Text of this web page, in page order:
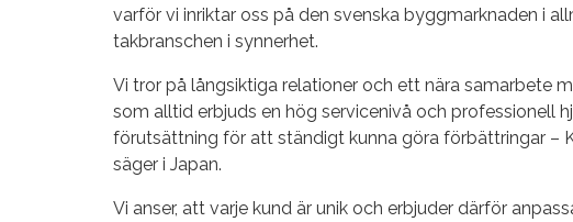
varför vi inriktar oss på den svenska byggmarknaden i
takbranschen i synnerhet.
Vi tror på långsiktiga relationer och ett nära samarbete
som alltid erbjuds en hög servicenivå och professionell
förutsättning för att ständigt kunna göra förbättringar –
säger i Japan.
Vi anser, att varje kund är unik och erbjuder därför